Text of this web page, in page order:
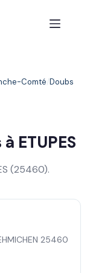
Comté Doubs
ETUPES
(25460).
25460